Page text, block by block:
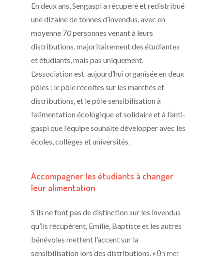
En deux ans, Sengaspi a récupéré et redistribué
une dizaine de tonnes d’invendus, avec en
moyenne 70 personnes venant à leurs
distributions, majoritairement des étudiantes
et étudiants, mais pas uniquement.
L’association est aujourd’hui organisée en deux
pôles : le pôle récoltes sur les marchés et
distributions, et le pôle sensibilisation à
l’alimentation écologique et solidaire et à l’anti-
gaspi que l’équipe souhaite développer avec les
écoles, collèges et universités.
Accompagner les étudiants à changer
leur alimentation
S’ils ne font pas de distinction sur les invendus
qu’ils récupèrent, Emilie, Baptiste et les autres
bénévoles mettent l’accent sur la
sensibilisation lors des distributions.« On met